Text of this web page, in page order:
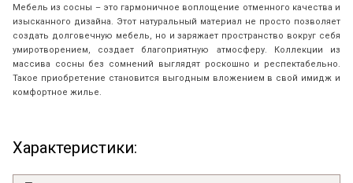
Мебель из сосны – это гармоничное воплощение отменного качества и
изысканного дизайна. Этот натуральный материал не просто позволяет
создать долговечную мебель, но и заряжает пространство вокруг себя
умиротворением, создает благоприятную атмосферу. Коллекции из
массива сосны без сомнений выглядят роскошно и респектабельно.
Такое приобретение становится выгодным вложением в свой имидж и
комфортное жилье.
Характеристики: